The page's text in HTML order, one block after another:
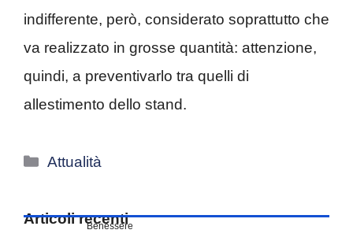
indifferente, però, considerato soprattutto che
va realizzato in grosse quantità: attenzione,
quindi, a preventivarlo tra quelli di
allestimento dello stand.
Categorie
Attualità
Articoli recenti
Benessere